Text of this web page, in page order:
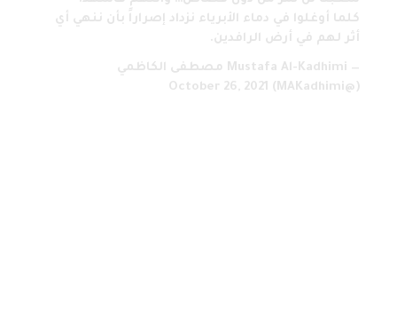
كلما أوغلوا في دماء الأبرياء نزداد إصراراً بأن ننهي أي
أثر لهم في أرض الرافدين.
— Mustafa Al-Kadhimi مصطفى الكاظمي
(@MAKadhimi)
October 26, 2021